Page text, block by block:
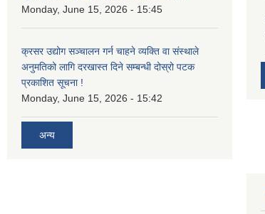
Monday, June 15, 2026 - 15:45
क्रसर उद्योग सञ्चालन गर्न चाहने व्यक्ति वा संस्थाले
अनुमतिको लागि दरखास्त दिने सम्बन्धी दोस्रो पटक
प्रकाशित सूचना !
Monday, June 15, 2026 - 15:42
अन्य